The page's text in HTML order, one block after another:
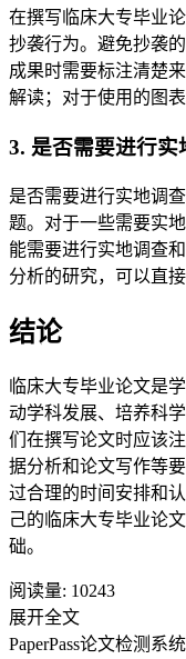
在撰写临床大专毕业
抄袭行为。避免抄袭
成果时需要标注清楚
解读；对于使用的图
3. 是否需要进行实
是否需要进行实地调
题。对于一些需要实
能需要进行实地调查
分析的研究，可以直
结论
临床大专毕业论文是
动学科发展、培养科
们在撰写论文时应该
据分析和论文写作等
过合理的时间安排和
己的临床大专毕业论
础。
阅读量: 10243
展开全文
PaperPass论文检测系统